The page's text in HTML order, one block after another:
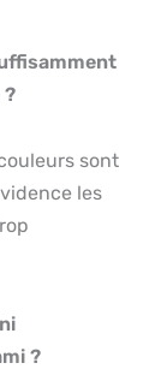
?
sont
les
?